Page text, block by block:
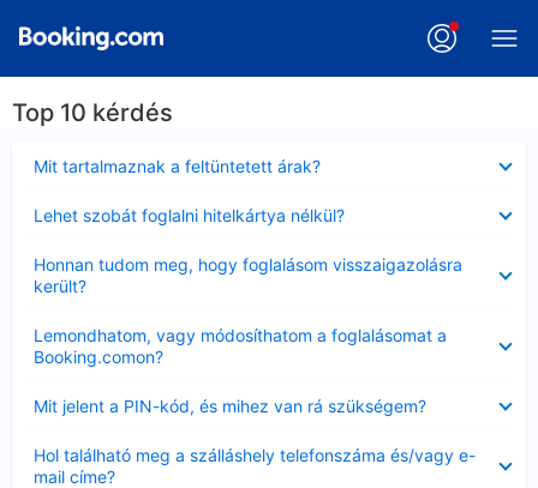
Top 10 kérdés
Mit tartalmaznak a feltüntetett árak?
Lehet szobát foglalni hitelkártya nélkül?
Honnan tudom meg, hogy foglalásom visszaigazolásra
került?
Lemondhatom, vagy módosíthatom a foglalásomat a
Booking.comon?
Mit jelent a PIN-kód, és mihez van rá szükségem?
Hol található meg a szálláshely telefonszáma és/vagy e-
mail címe?